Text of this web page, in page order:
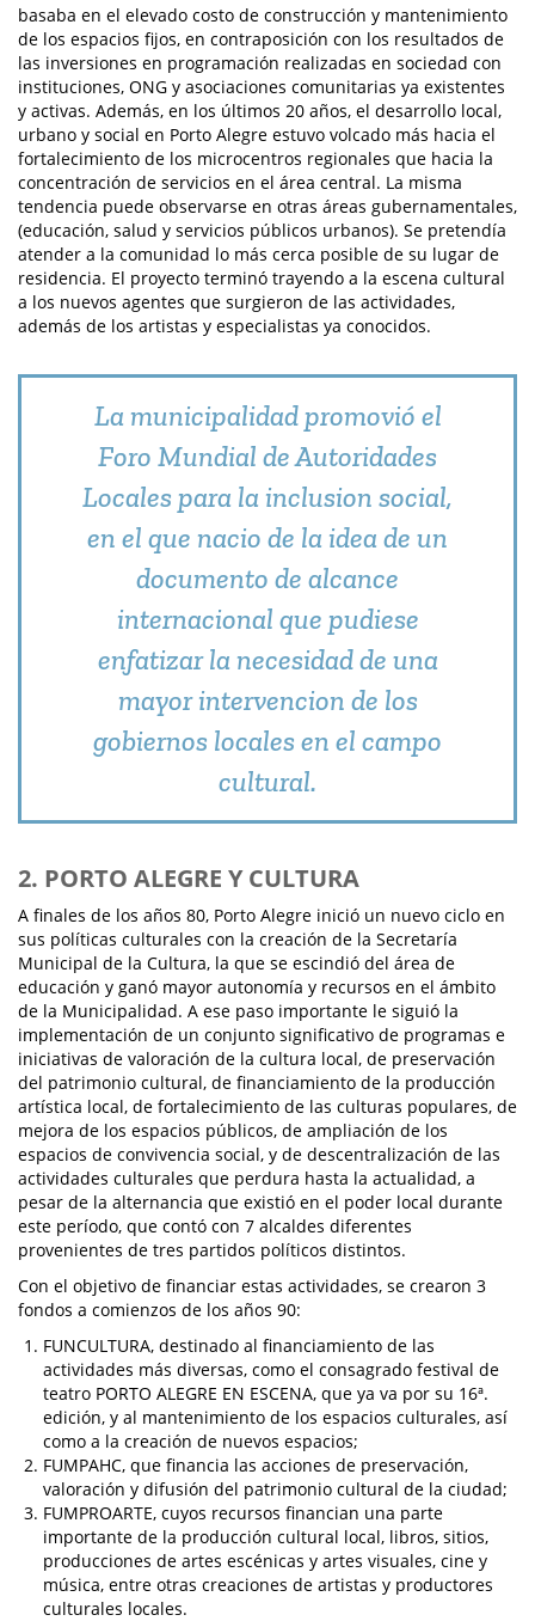
basaba en el elevado costo de construcción y mantenimiento
de los espacios fijos, en contraposición con los resultados de
las inversiones en programación realizadas en sociedad con
instituciones, ONG y asociaciones comunitarias ya existentes
y activas. Además, en los últimos 20 años, el desarrollo local,
urbano y social en Porto Alegre estuvo volcado más hacia el
fortalecimiento de los microcentros regionales que hacia la
concentración de servicios en el área central. La misma
tendencia puede observarse en otras áreas gubernamentales,
(educación, salud y servicios públicos urbanos). Se pretendía
atender a la comunidad lo más cerca posible de su lugar de
residencia. El proyecto terminó trayendo a la escena cultural
a los nuevos agentes que surgieron de las actividades,
además de los artistas y especialistas ya conocidos.
La municipalidad promovió el
Foro Mundial de Autoridades
Locales para la inclusion social,
en el que nacio de la idea de un
documento de alcance
internacional que pudiese
enfatizar la necesidad de una
mayor intervencion de los
gobiernos locales en el campo
cultural.
2. PORTO ALEGRE Y CULTURA
A finales de los años 80, Porto Alegre inició un nuevo ciclo en
sus políticas culturales con la creación de la Secretaría
Municipal de la Cultura, la que se escindió del área de
educación y ganó mayor autonomía y recursos en el ámbito
de la Municipalidad. A ese paso importante le siguió la
implementación de un conjunto significativo de programas e
iniciativas de valoración de la cultura local, de preservación
del patrimonio cultural, de financiamiento de la producción
artística local, de fortalecimiento de las culturas populares, de
mejora de los espacios públicos, de ampliación de los
espacios de convivencia social, y de descentralización de las
actividades culturales que perdura hasta la actualidad, a
pesar de la alternancia que existió en el poder local durante
este período, que contó con 7 alcaldes diferentes
provenientes de tres partidos políticos distintos.
Con el objetivo de financiar estas actividades, se crearon 3
fondos a comienzos de los años 90:
FUNCULTURA, destinado al financiamiento de las
actividades más diversas, como el consagrado festival de
teatro PORTO ALEGRE EN ESCENA, que ya va por su 16ª.
edición, y al mantenimiento de los espacios culturales, así
como a la creación de nuevos espacios;
FUMPAHC, que financia las acciones de preservación,
valoración y difusión del patrimonio cultural de la ciudad;
FUMPROARTE, cuyos recursos financian una parte
importante de la producción cultural local, libros, sitios,
producciones de artes escénicas y artes visuales, cine y
música, entre otras creaciones de artistas y productores
culturales locales.